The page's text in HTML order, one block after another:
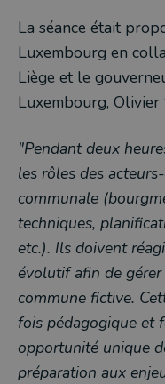
La séance était
Luxembourg en
Liège et le
Luxembourg, Olivier
"Pendant deux
les rôles des
communale
techniques,
etc.). Ils doivent
évolutif afin de
commune fictive.
fois pédagogique et
opportunité unique
préparation aux